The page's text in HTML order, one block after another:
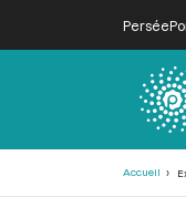
Persée
Accueil